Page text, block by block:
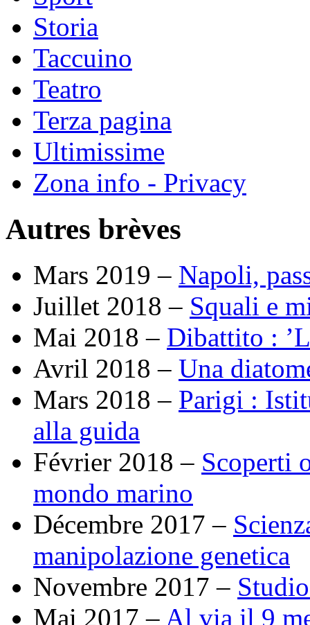
Storia
Taccuino
Teatro
Terza pagina
Ultimissime
Zona info - Privacy
Autres brèves
Mars 2019 – Napoli,
Juillet 2018 – Squali e
Mai 2018 – Dibattito :
Avril 2018 – Una
Mars 2018 – Parigi :
alla guida
Février 2018 – Scoperti
mondo marino
Décembre 2017 –
manipolazione genetica
Novembre 2017 –
Mai 2017 – Al via il 9